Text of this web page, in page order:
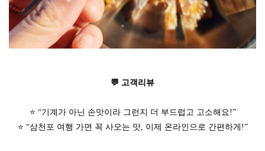
💬 고객리뷰
⭐ “기계가 아닌 손맛이라 그런지 더 부드럽고 고소해요!”
⭐ “삼천포 여행 가면 꼭 사오는 맛, 이제 온라인으로 간편하게!”